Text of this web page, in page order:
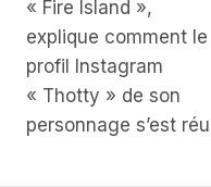
L’article
« Fire Island »,
explique comment le
profil Instagram
« Thotty » de son
personnage s’est